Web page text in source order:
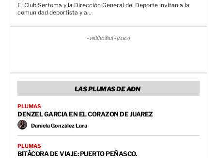
El Club Sertoma y la Dirección General del Deporte invitan a la
comunidad deportista y a...
- Publicidad - (MR2)
LAS PLUMAS DE ADN
PLUMAS
DENZEL GARCIA EN EL CORAZON DE JUAREZ
Daniela González Lara
PLUMAS
BITÁCORA DE VIAJE: PUERTO PEÑASCO.